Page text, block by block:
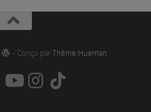
- Conçu par Thème Hueman